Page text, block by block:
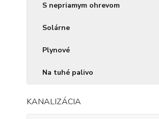
S nepriamym ohrevom
Solárne
Plynové
Na tuhé palivo
KANALIZÁCIA